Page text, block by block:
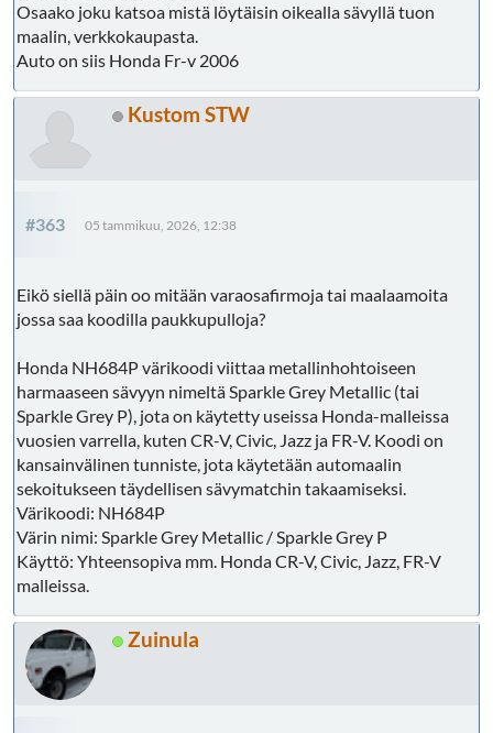
Osaako joku katsoa mistä löytäisin oikealla sävyllä tuon
maalin, verkkokaupasta.
Auto on siis Honda Fr-v 2006
Kustom STW
#363 05 tammikuu, 2026, 12:38
Eikö siellä päin oo mitään varaosafirmoja tai maalaamoita
jossa saa koodilla paukkupulloja?
Honda NH684P värikoodi viittaa metallinhohtoiseen
harmaaseen sävyyn nimeltä Sparkle Grey Metallic (tai
Sparkle Grey P), jota on käytetty useissa Honda-malleissa
vuosien varrella, kuten CR-V, Civic, Jazz ja FR-V. Koodi on
kansainvälinen tunniste, jota käytetään automaalin
sekoitukseen täydellisen sävymatchin takaamiseksi.
Värikoodi: NH684P
Värin nimi: Sparkle Grey Metallic / Sparkle Grey P
Käyttö: Yhteensopiva mm. Honda CR-V, Civic, Jazz, FR-V
malleissa.
Zuinula